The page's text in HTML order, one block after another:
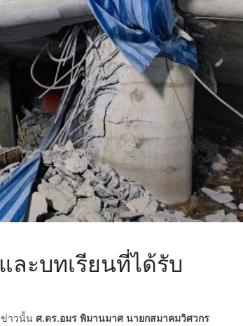
ะบทเรียนที่ได้รับ
ข่าวนั้น ศ.ดร.อมร พิมานมาศ นายกสมาคมวิศวกร
June 8, 2026 ConstructionThailand
MINING
วารสารเหมืองแร่ : ปีที่ 15
ฉบับที่ 3 พฤษภาคม-
มิถุนายน 2568
July 21, 2025 ConstructionThailand